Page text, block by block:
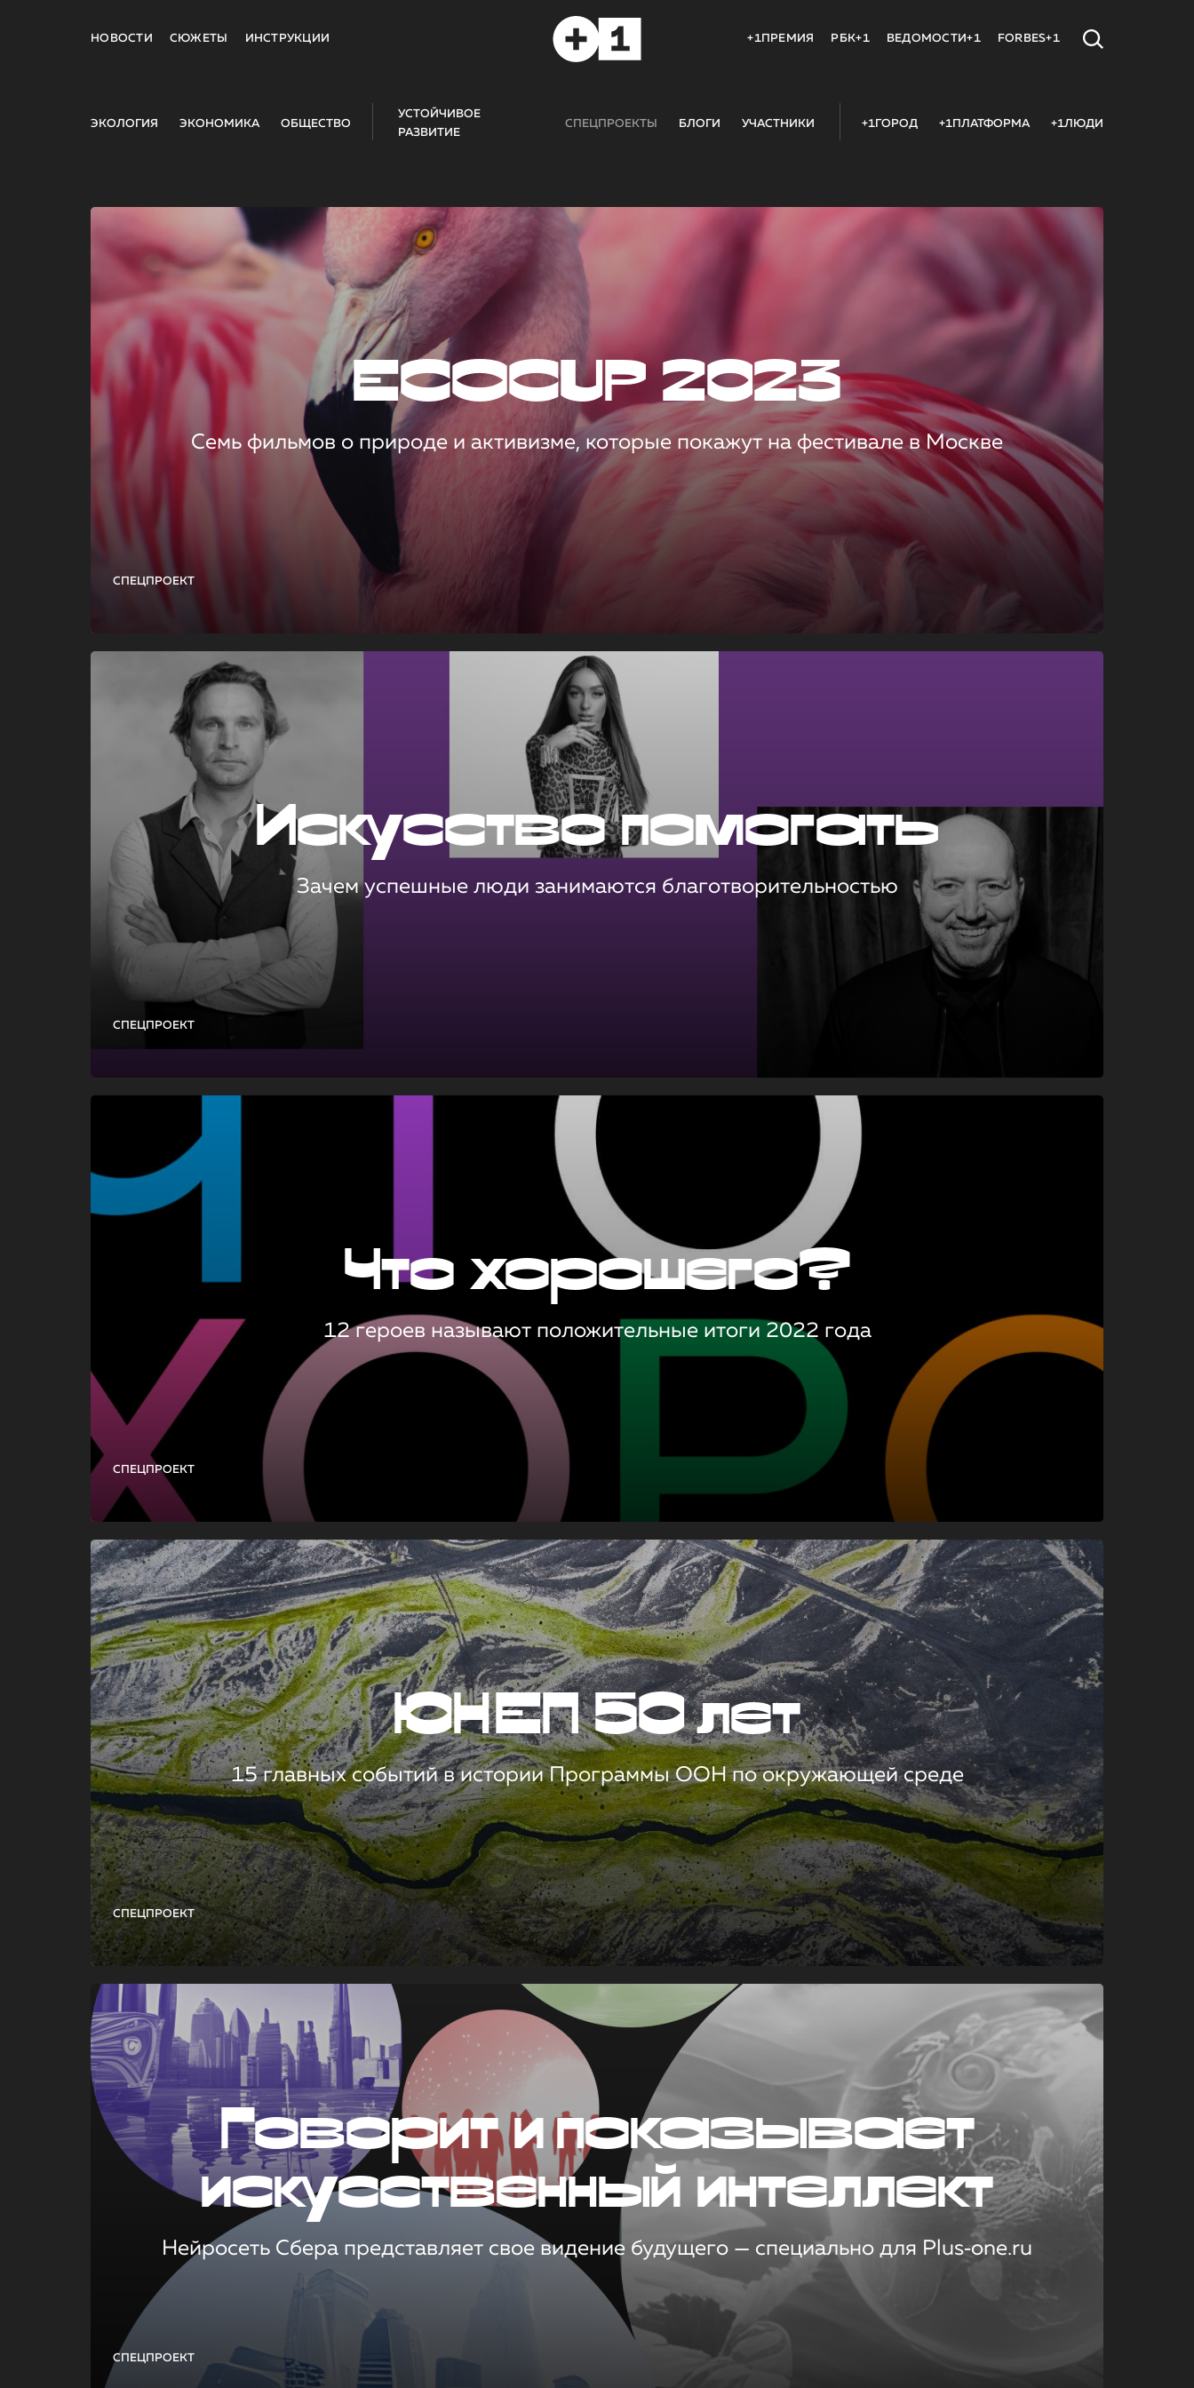
НОВОСТИ СЮЖЕТЫ ИНСТРУКЦИИ +1ПРЕМИЯ РБК+1 ВЕДОМОСТИ+1 FORBES+1
ЭКОЛОГИЯ ЭКОНОМИКА ОБЩЕСТВО
УСТОЙЧИВОЕ
РАЗВИТИЕ
СПЕЦПРОЕКТЫ БЛОГИ УЧАСТНИКИ +1ГОРОД +1ПЛАТФОРМА +1ЛЮДИ
СПЕЦПРОЕКТ
ECOCUP 2023
Семь фильмов о природе и активизме, которые покажут на фестивале в Москве
СПЕЦПРОЕКТ
Искусство помогать
Зачем успешные люди занимаются благотворительностью
СПЕЦПРОЕКТ
Что хорошего?
12 героев называют положительные итоги 2022 года
СПЕЦПРОЕКТ
ЮНЕП 50 лет
15 главных событий в истории Программы ООН по окружающей среде
СПЕЦПРОЕКТ
Говорит и показывает
искусственный интеллект
Нейросеть Сбера представляет свое видение будущего — специально для Plus‑one.ru